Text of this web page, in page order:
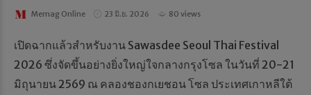
Memag Online 23 มิ.ย. 2026 80 views
เปิดฉากแล้วสำหรับงาน Sawasdee Seoul Thai Festival
2026 ซึ่งจัดขึ้นอย่างยิ่งใหญ่ใจกลางกรุงโซล ในวันที่ 20-21
มิถุนายน 2569 ณ คลองชองกเยชอน โซล ประเทศเกาหลีใต้